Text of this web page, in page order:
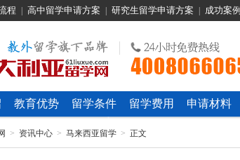
程 高中留学申请方案 研究生留学申请方案 成功案例
教育优势 留学条件 留学费用 申请材料
> 资讯中心 > 马来西亚留学 > 正文